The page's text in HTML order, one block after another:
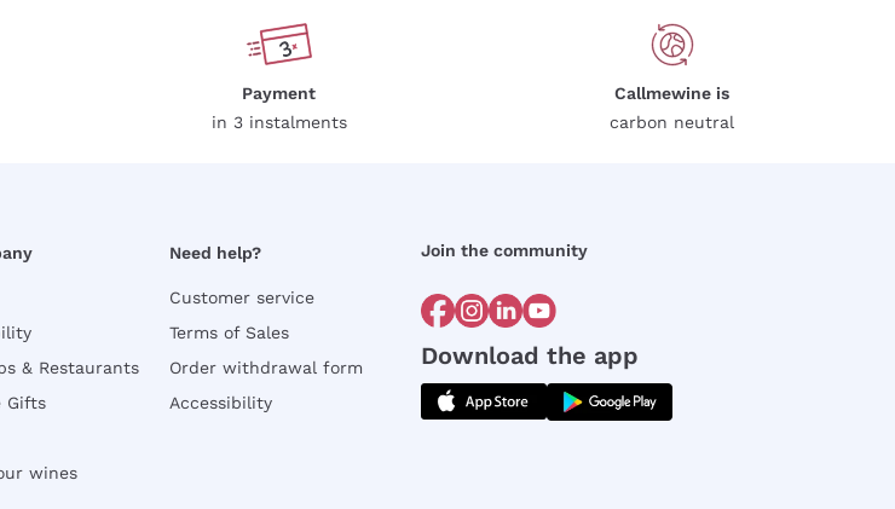
Payment
in 3 instalments
Callmewine is
carbon neutral
& Restaurants
Gifts
wines
Need help?
Customer service
Terms of Sales
Order withdrawal form
Accessibility
Join the community
Download the app